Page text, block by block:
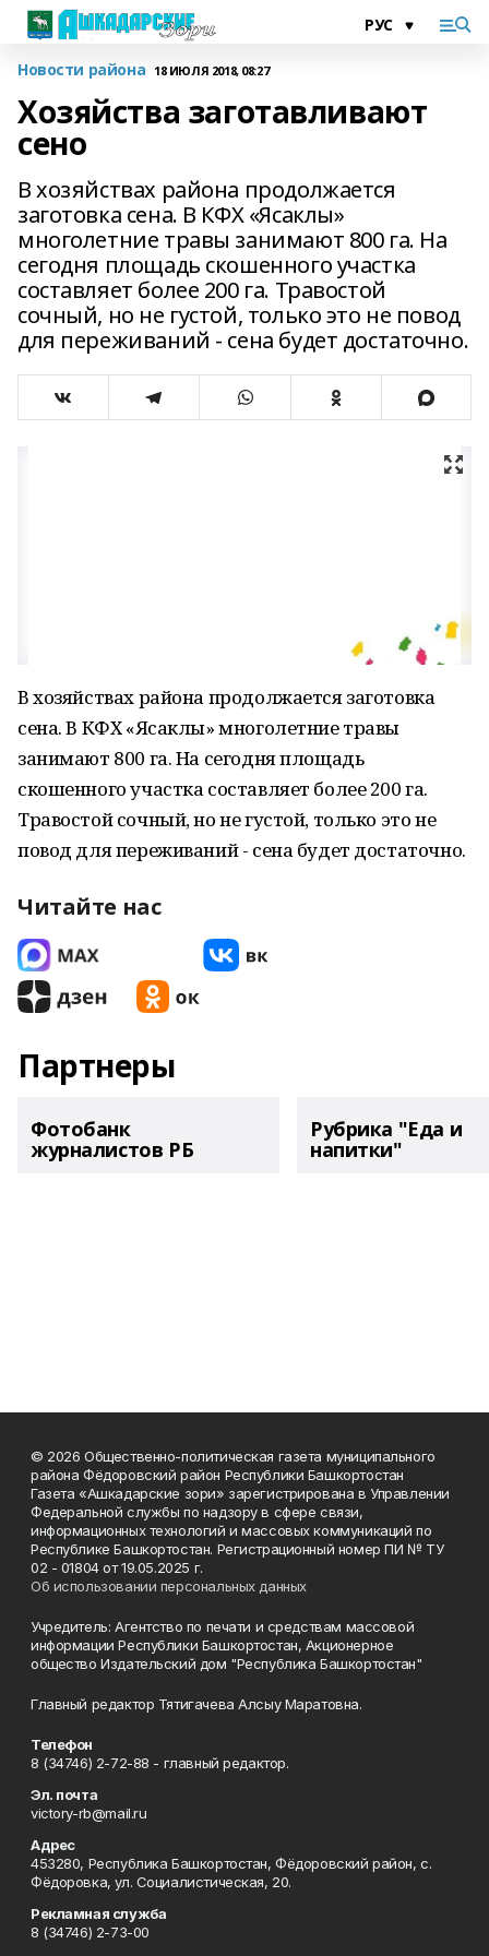
Новости района 18 ИЮЛЯ 2018, 08:27
Хозяйства заготавливают
сено
В хозяйствах района продолжается
заготовка сена. В КФХ «Ясаклы»
многолетние травы занимают 800 га. На
сегодня площадь скошенного участка
составляет более 200 га. Травостой
сочный, но не густой, только это не повод
для переживаний - сена будет достаточно.
В хозяйствах района продолжается заготовка
сена. В КФХ «Ясаклы» многолетние травы
занимают 800 га. На сегодня площадь
скошенного участка составляет более 200 га.
Травостой сочный, но не густой, только это не
повод для переживаний - сена будет достаточно.
Читайте нас
Партнеры
Фотобанк
журналистов РБ
Рубрика "Еда и
напитки"
© 2026 Общественно-политическая газета муниципального
района Фёдоровский район Республики Башкортостан
Газета «Ашкадарские зори» зарегистрирована в Управлении
Федеральной службы по надзору в сфере связи,
информационных технологий и массовых коммуникаций по
Республике Башкортостан. Регистрационный номер ПИ № ТУ
02 - 01804 от 19.05.2025 г.
Об использовании персональных данных
Учредитель: Агентство по печати и средствам массовой
информации Республики Башкортостан, Акционерное
общество Издательский дом "Республика Башкортостан"
Главный редактор Тятигачева Алсыу Маратовна.
Телефон
8 (34746) 2-72-88 - главный редактор.
Эл. почта
victory-rb@mail.ru
Адрес
453280, Республика Башкортостан, Фёдоровский район, с.
Фёдоровка, ул. Социалистическая, 20.
Рекламная служба
8 (34746) 2-73-00